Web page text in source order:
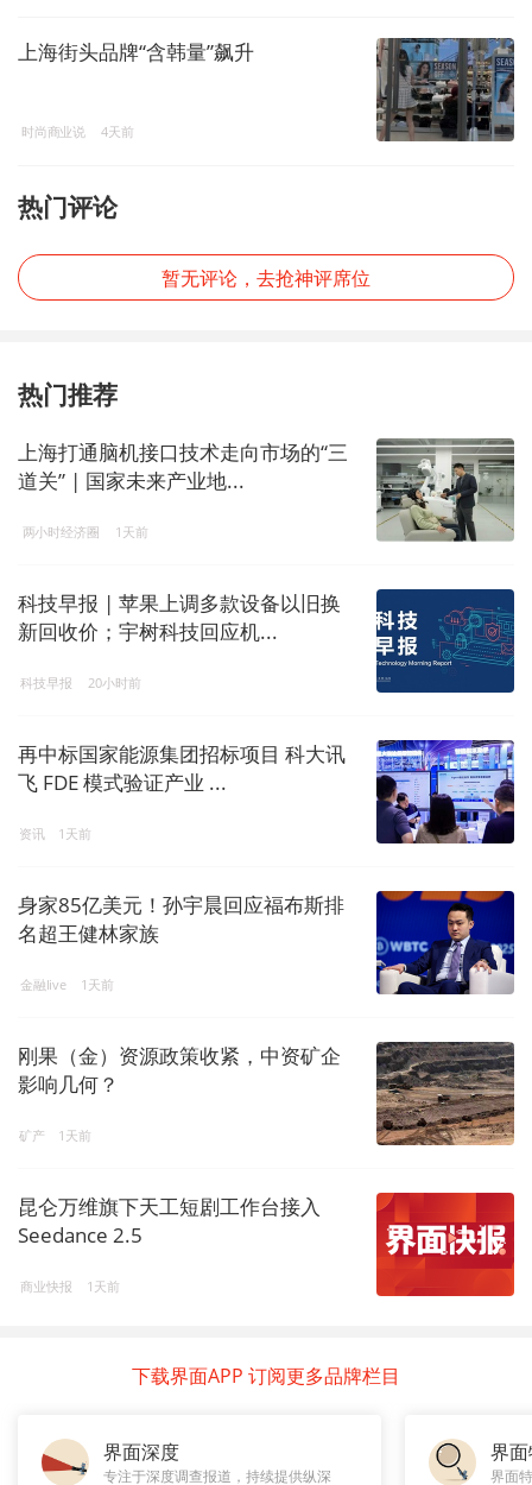
上海街头品牌“含韩量”飙升
时尚商业说 4天前
热门评论
暂无评论，去抢神评席位
热门推荐
上海打通脑机接口技术走向市场的“三
道关” | 国家未来产业地...
两小时经济圈 1天前
科技早报 | 苹果上调多款设备以旧换
新回收价；宇树科技回应机...
科技早报 20小时前
再中标国家能源集团招标项目 科大讯
飞 FDE 模式验证产业 ...
资讯 1天前
身家85亿美元！孙宇晨回应福布斯排
名超王健林家族
金融live 1天前
刚果（金）资源政策收紧，中资矿企
影响几何？
矿产 1天前
昆仑万维旗下天工短剧工作台接入
Seedance 2.5
商业快报 1天前
下载界面APP 订阅更多品牌栏目
界面深度
专注于深度调查报道，持续提供纵深
界
界面